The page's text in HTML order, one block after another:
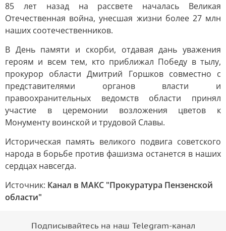
85 лет назад на рассвете началась Великая
Отечественная война, унесшая жизни более 27 млн
наших соотечественников.
В День памяти и скорби, отдавая дань уважения
героям и всем тем, кто приближал Победу в тылу,
прокурор области Дмитрий Горшков совместно с
представителями органов власти и
правоохранительных ведомств области принял
участие в церемонии возложения цветов к
Монументу воинской и трудовой Славы.
Историческая память великого подвига советского
народа в борьбе против фашизма останется в наших
сердцах навсегда.
Источник: Канал в МАКС "Прокуратура Пензенской
области"
Подписывайтесь на наш Telegram-канал